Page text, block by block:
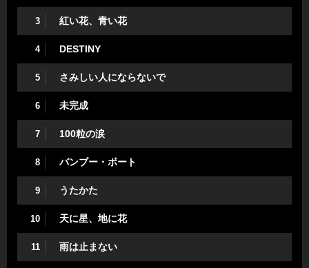
3 紅い花、青い花
4 DESTINY
5 さみしい人にならないで
6 未完成
7 100粒の涙
8 バンブー・ボート
9 うたかた
10 天に星、地に花
11 雨は止まない